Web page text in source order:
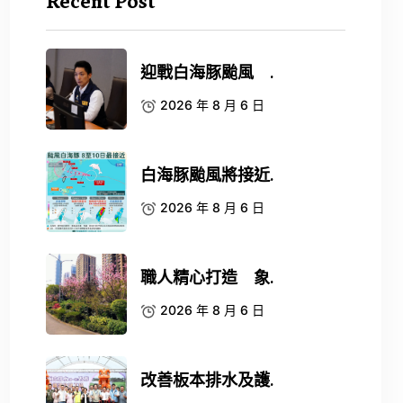
迎戰白海豚颱風 .
2026 年 8 月 6 日
白海豚颱風將接近.
2026 年 8 月 6 日
職人精心打造 象.
2026 年 8 月 6 日
改善板本排水及護.